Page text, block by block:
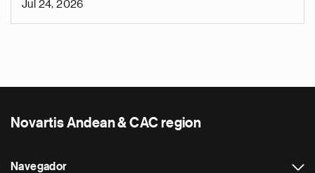
Jul 24, 2026
Novartis Andean & CAC region
Navegador